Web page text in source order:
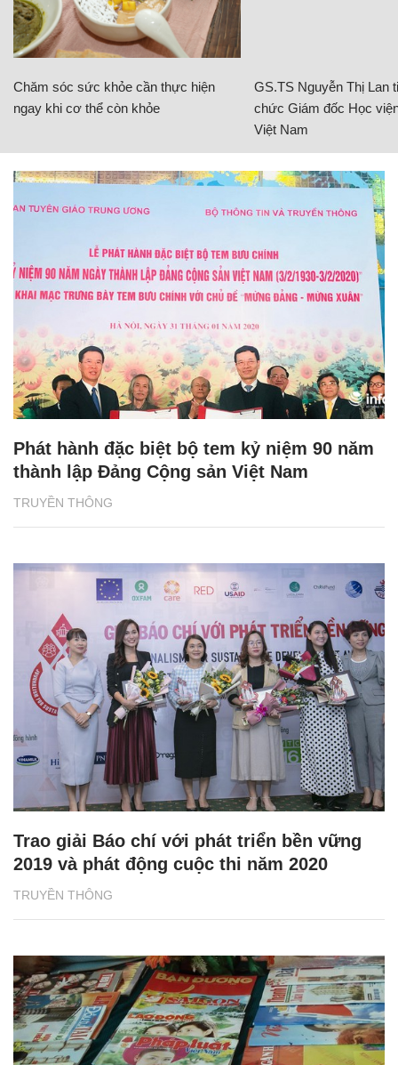
Chăm sóc sức khỏe cần thực hiện
ngay khi cơ thể còn khỏe
GS.TS Nguyễn Thị Lan
chức Giám đốc Học
Việt Nam
TRUYỀN THÔNG
Phát hành đặc biệt bộ tem kỷ niệm 90 năm
thành lập Đảng Cộng sản Việt Nam
TRUYỀN THÔNG
Trao giải Báo chí với phát triển bền vững
2019 và phát động cuộc thi năm 2020